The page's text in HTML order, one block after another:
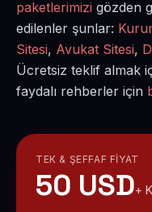
paketlerimizi gözden
edilenler şunlar:
Sitesi, Avukat Sitesi,
Ücretsiz teklif almak
faydalı rehberler için
TEK & ŞEFFAF FIYAT
50 USD+